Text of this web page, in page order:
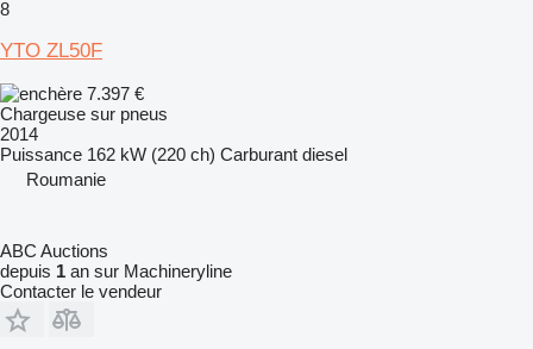
8
YTO ZL50F
7.397 €
Chargeuse sur pneus
2014
Puissance 162 kW (220 ch) Carburant diesel
Roumanie
ABC Auctions
depuis 1 an sur Machineryline
Contacter le vendeur